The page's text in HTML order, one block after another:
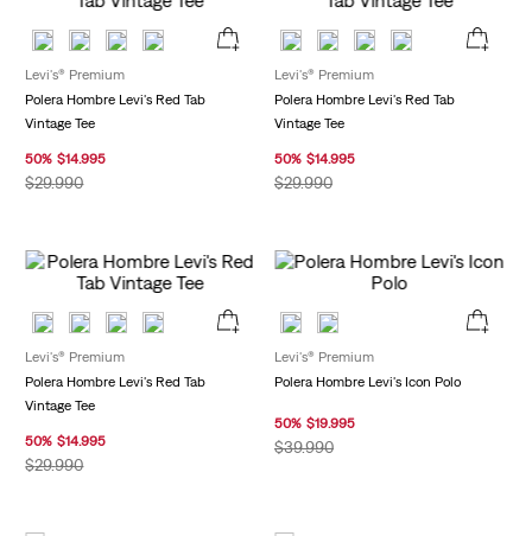
Levi's® Premium
Polera Hombre Levi's Red Tab
Vintage Tee
50% $14.995
$29.990
Levi's® Premium
Polera Hombre Levi's Red Tab
Vintage Tee
50% $14.995
$29.990
Levi's® Premium
Polera Hombre Levi's Red Tab
Vintage Tee
50% $14.995
$29.990
Levi's® Premium
Polera Hombre Levi's Icon Polo
50% $19.995
$39.990